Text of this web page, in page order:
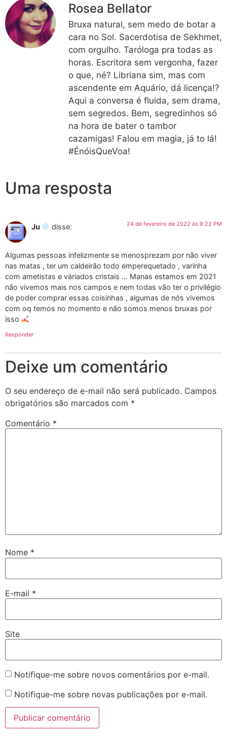
Rosea Bellator
Bruxa natural, sem medo de botar a
cara no Sol. Sacerdotisa de Sekhmet,
com orgulho. Taróloga pra todas as
horas. Escritora sem vergonha, fazer
o que, né? Libriana sim, mas com
ascendente em Aquário, dá licença!?
Aqui a conversa é fluida, sem drama,
sem segredos. Bem, segredinhos só
na hora de bater o tambor
cazamigas! Falou em magia, já to lá!
#ÉnóisQueVoa!
Uma resposta
Ju disse: 24 de fevereiro de 2022 às 9:22 PM
Algumas pessoas infelizmente se menosprezam por não viver
nas matas , ter um caldeirão todo emperequetado , varinha
com ametistas e váriados cristais … Manas estamos em 2021
não vivemos mais nos campos e nem todas vão ter o privilégio
de poder comprar essas coisinhas , algumas de nós vivemos
com oq temos no momento e não somos menos bruxas por
isso
Responder
Deixe um comentário
O seu endereço de e-mail não será publicado. Campos
obrigatórios são marcados com *
Comentário *
Nome *
E-mail *
Site
Notifique-me sobre novos comentários por e-mail.
Notifique-me sobre novas publicações por e-mail.